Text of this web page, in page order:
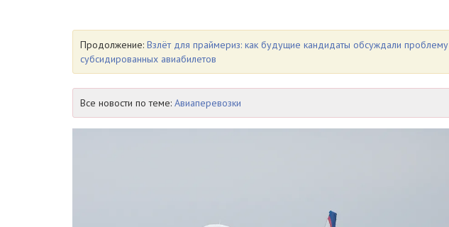
Продолжение: Взлёт для праймериз: как будущие кандидаты обсуждали проблему
субсидированных авиабилетов
Все новости по теме: Авиаперевозки